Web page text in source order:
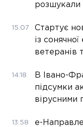
розшукали
15:07
Стартує
із
ветеранів
14:18
В Івано-
підсумки
вірусними
13:58
е-